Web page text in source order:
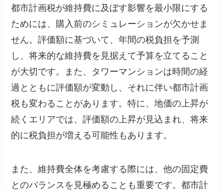
都市計画税が維持費に及ぼす影響を最小限にする
ためには、購入前のシミュレーションが欠かせま
せん。評価額に基づいて、年間の税負担を予測
し、将来的な維持費を見据えて予算を立てること
が大切です。また、タワーマンションは時間の経
過とともに評価額が変動し、それに伴い都市計画
税も変わることがあります。特に、地価の上昇が
続くエリアでは、評価額の上昇が見込まれ、将来
的に税負担が増える可能性もあります。
また、維持費全体を考慮する際には、他の固定費
とのバランスを見極めることも重要です。都市計